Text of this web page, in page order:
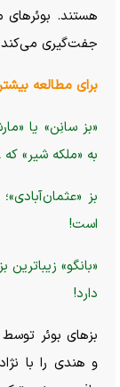
هستند. بوئر‌های
جفت‌گیری می‌کند
برای مطالعه
«بز سانِن» یا
به «ملکه شیر» که ۸۳۸ کیلوگرم شیر می‌دهد!
بز
است!
دارد!
بز‌های بوئر
و هندی را با